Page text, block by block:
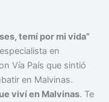
temí por mi vida”
en
Vía País que sintió
en Malvinas.
viví en Malvinas. Te